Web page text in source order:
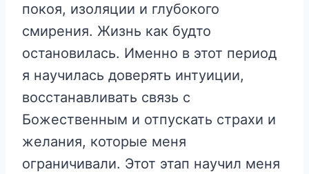
покоя, изоляции и глубокого
смирения. Жизнь как будто
остановилась. Именно в этот период
я научилась доверять интуиции,
восстанавливать связь с
Божественным и отпускать страхи и
желания, которые меня
ограничивали. Этот этап научил меня